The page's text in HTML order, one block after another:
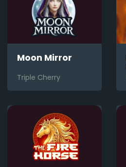
Moon Mirror
Triple Cherry